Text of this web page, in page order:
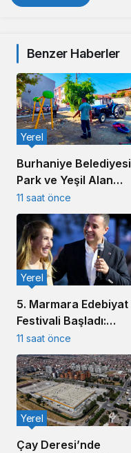
Benzer Haberler
Burhaniye Belediyesi
Park ve Yeşil Alan
Bakım Çalışmalarını
Sürdürüyor
Yerel
11 saat önce
5. Marmara Edebiyat
Festivali Başladı:
Akın’dan Edebiyat
Mesajı
Yerel
11 saat önce
Çay Deresi’nde
Yerel